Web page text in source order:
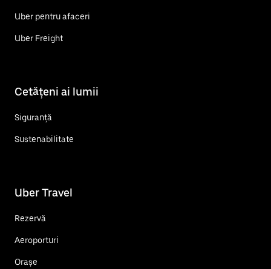
Uber pentru afaceri
Uber Freight
Cetățeni ai lumii
Siguranță
Sustenabilitate
Uber Travel
Rezervă
Aeroporturi
Orașe